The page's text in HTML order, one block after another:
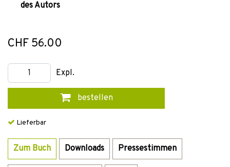
des Autors
CHF 56.00
Expl.
bestellen
Lieferbar
Zum Buch Downloads Pressestimmen